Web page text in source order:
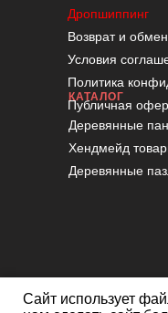
Дропшиппинг
Возврат и обмен
Условия
Политика
Публичная
КАТАЛОГ
Деревянные
Хендмейд
Деревянные
Сайт использует